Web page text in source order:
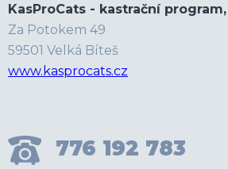
KasProCats - kastrační program,
Za Potokem 49
59501 Velká Bíteš
www.kasprocats.cz
776 192 783